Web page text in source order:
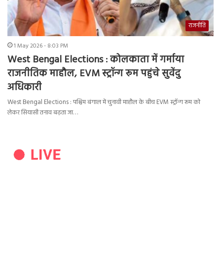
राजनीति
1 May 2026 - 8:03 PM
West Bengal Elections : कोलकाता में गर्माया
राजनीतिक माहौल, EVM स्ट्रॉन्ग रूम पहुंचे सुवेंदु
अधिकारी
West Bengal Elections : पश्चिम बंगाल में चुनावी माहौल के बीच EVM स्ट्रॉन्ग रूम को
लेकर सियासी तनाव बढ़ता जा…